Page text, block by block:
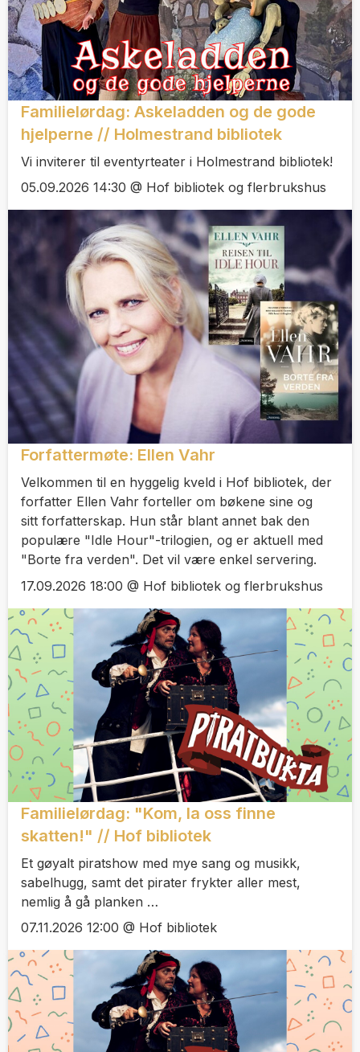
Familielørdag: Askeladden og de gode
hjelperne // Holmestrand bibliotek
Vi inviterer til eventyrteater i Holmestrand bibliotek!
05.09.2026 14:30 @ Hof bibliotek og flerbrukshus
Forfattermøte: Ellen Vahr
Velkommen til en hyggelig kveld i Hof bibliotek, der
forfatter Ellen Vahr forteller om bøkene sine og
sitt forfatterskap. Hun står blant annet bak den
populære "Idle Hour"-trilogien, og er aktuell med
"Borte fra verden". Det vil være enkel servering.
17.09.2026 18:00 @ Hof bibliotek og flerbrukshus
Familielørdag: "Kom, la oss finne
skatten!" // Hof bibliotek
Et gøyalt piratshow med mye sang og musikk,
sabelhugg, samt det pirater frykter aller mest,
nemlig å gå planken …
07.11.2026 12:00 @ Hof bibliotek